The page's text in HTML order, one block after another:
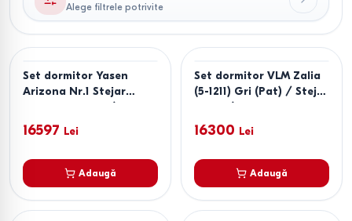
Alege filtrele potrivite
Set dormitor Yasen
Arizona Nr.1 Stejar
Cremona Torro / Cașmir
16597 Lei
Adaugă
Set dormitor VLM Zalia
(5-1211) Gri (Pat) / Stejar
Auriu / Grafit Gri
16300 Lei
Adaugă